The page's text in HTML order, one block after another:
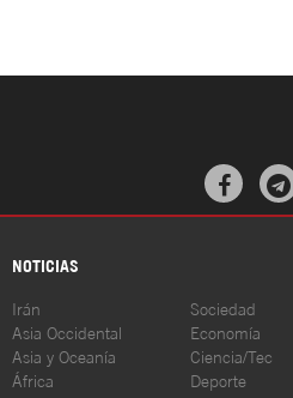
NOTICIAS
Irán
Asia Occidental
Asia y Oceanía
África
Sociedad
Economía
Ciencia/Tec
Deporte